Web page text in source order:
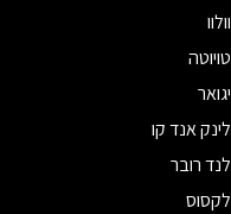
וולוו
טויוטה
יגואר
לינק אנד קו
לנד רובר
לקסוס